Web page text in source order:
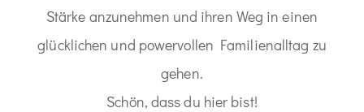
Stärke anzunehmen und ihren Weg in einen
glücklichen und powervollen Familienalltag zu
gehen.
Schön, dass du hier bist!